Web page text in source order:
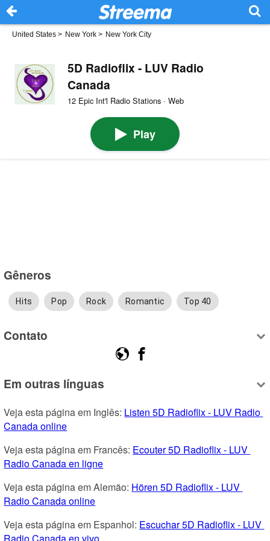
United States > New York > New York City
5D Radioflix - LUV Radio
Canada
12 Epic Int'l Radio Stations · Web
Play
Gêneros
Hits Pop Rock Romantic Top 40
Contato
Em outras línguas
Veja esta página em Inglês: Listen 5D Radioflix - LUV Radio
Canada online
Veja esta página em Francês: Ecouter 5D Radioflix - LUV
Radio Canada en ligne
Veja esta página em Alemão: Hören 5D Radioflix - LUV
Radio Canada online
Veja esta página em Espanhol: Escuchar 5D Radioflix - LUV
Radio Canada en vivo